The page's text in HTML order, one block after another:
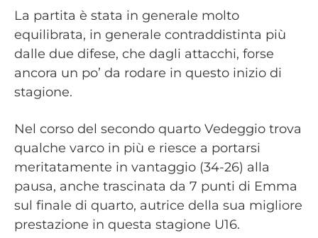
La partita è stata in generale molto
equilibrata, in generale contraddistinta più
dalle due difese, che dagli attacchi, forse
ancora un po’ da rodare in questo inizio di
stagione.
Nel corso del secondo quarto Vedeggio trova
qualche varco in più e riesce a portarsi
meritatamente in vantaggio (34-26) alla
pausa, anche trascinata da 7 punti di Emma
sul finale di quarto, autrice della sua migliore
prestazione in questa stagione U16.